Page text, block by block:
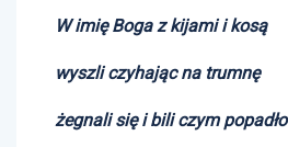
W imię Boga z kijami i kosą
wyszli czyhając na trumnę
żegnali się i bili czym popadło